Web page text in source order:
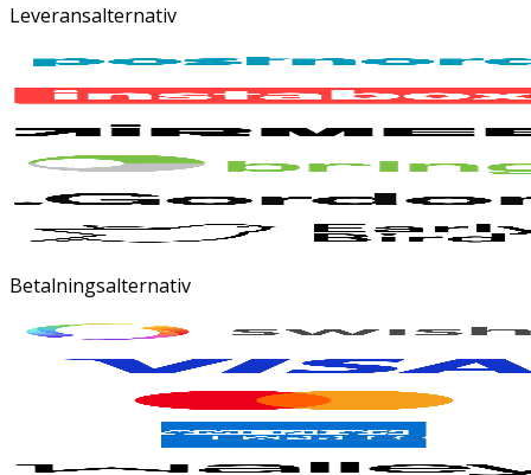
Leveransalternativ
Betalningsalternativ